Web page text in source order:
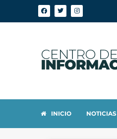
INICIO NOTICIAS